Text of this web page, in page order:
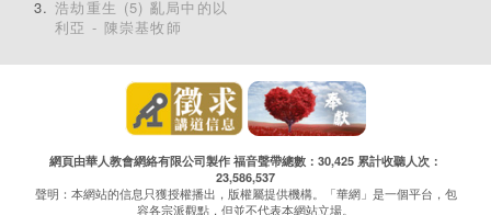
浩劫重生 (5) 亂局中的以
利亞 - 陳崇基牧師
網頁由華人教會網絡有限公司製作 福音聲帶總數：30,425 累計收聽人次：
23,586,537
聲明：本網站的信息只獲授權播出，版權屬提供機構。「華網」是一個平台，包
容各宗派觀點，但並不代表本網站立場。